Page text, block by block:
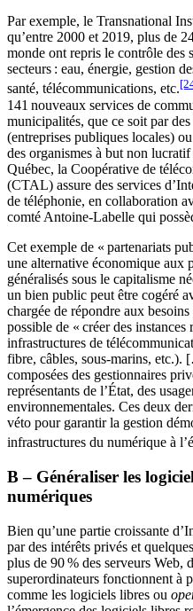
Par exemple, le Transnational
qu’entre 2000 et 2019, plus de
monde ont repris le contrôle des
secteurs : eau, énergie, gestion
santé, télécommunications, etc.
141 nouveaux services de
municipalités, que ce soit par
(entreprises publiques locales)
des organismes à but non
Québec, la Coopérative de
(CTAL) assure des services
de téléphonie, en collaboration
comté Antoine-Labelle qui
Cet exemple de « partenariats
une alternative économique aux
généralisés sous le capitalisme
un bien public peut être cogéré
chargée de répondre aux
possible de « créer des
infrastructures de
fibre, câbles, sous-marins, etc.).
composées des gestionnaires
représentants de l’État, des
environnementales. Ces deux
véto pour garantir la gestion
infrastructures du numérique à
B – Généraliser les
numériques
Bien qu’une partie croissante
par des intérêts privés et
plus de 90 % des serveurs Web,
superordinateurs fonctionnent à
comme les logiciels libres ou